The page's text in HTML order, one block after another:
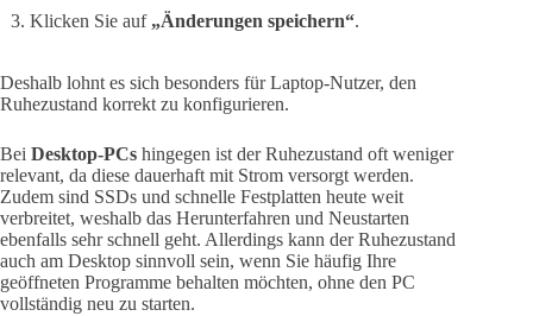
Klicken Sie auf „Änderungen speichern“.
Deshalb lohnt es sich besonders für Laptop-Nutzer, den
Ruhezustand korrekt zu konfigurieren.
Bei Desktop-PCs hingegen ist der Ruhezustand oft weniger
relevant, da diese dauerhaft mit Strom versorgt werden.
Zudem sind SSDs und schnelle Festplatten heute weit
verbreitet, weshalb das Herunterfahren und Neustarten
ebenfalls sehr schnell geht. Allerdings kann der Ruhezustand
auch am Desktop sinnvoll sein, wenn Sie häufig Ihre
geöffneten Programme behalten möchten, ohne den PC
vollständig neu zu starten.